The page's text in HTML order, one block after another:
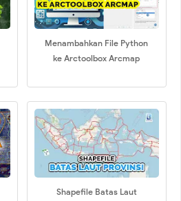
Menambahkan File Python
ke Arctoolbox Arcmap
Shapefile Batas Laut